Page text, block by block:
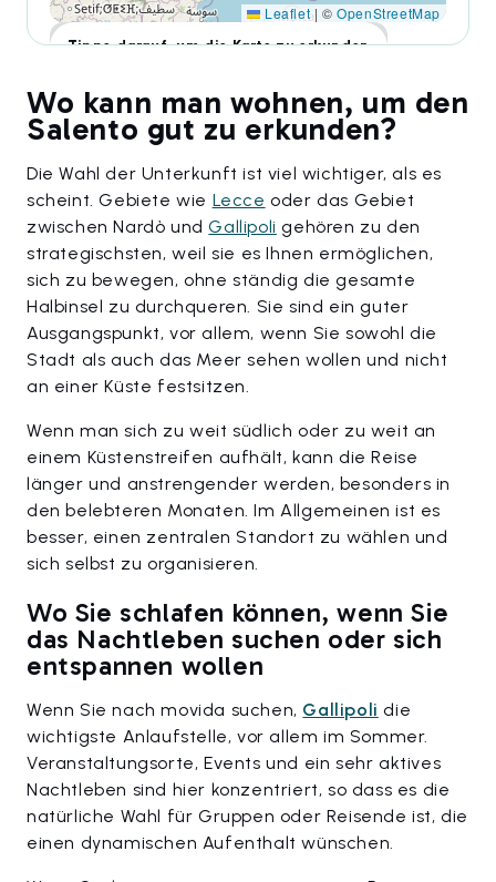
Leaflet | ©OpenStreetMap
Tippe darauf, um die Karte zu erkunden
Wo kann man wohnen, um den
Salento gut zu erkunden?
Die Wahl der Unterkunft ist viel wichtiger, als es
scheint. Gebiete wie Lecce oder das Gebiet
zwischen Nardò undGallipoli gehören zu den
strategischsten, weil sie es Ihnen ermöglichen,
sich zu bewegen, ohne ständig die gesamte
Halbinsel zu durchqueren. Sie sind ein guter
Ausgangspunkt, vor allem, wenn Sie sowohl die
Stadt als auch das Meer sehen wollen und nicht
an einer Küste festsitzen.
Wenn man sich zu weit südlich oder zu weit an
einem Küstenstreifen aufhält, kann die Reise
länger und anstrengender werden, besonders in
den belebteren Monaten. Im Allgemeinen ist es
besser, einen zentralen Standort zu wählen und
sich selbst zu organisieren.
Wo Sie schlafen können, wenn Sie
das Nachtleben suchen oder sich
entspannen wollen
Wenn Sie nach movida suchen, Gallipoli die
wichtigste Anlaufstelle, vor allem im Sommer.
Veranstaltungsorte, Events und ein sehr aktives
Nachtleben sind hier konzentriert, so dass es die
natürliche Wahl für Gruppen oder Reisende ist, die
einen dynamischen Aufenthalt wünschen.